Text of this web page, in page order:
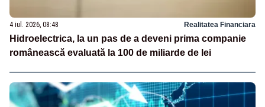
4 iul. 2026, 08:48 Realitatea Financiara
Hidroelectrica, la un pas de a deveni prima companie
românească evaluată la 100 de miliarde de lei